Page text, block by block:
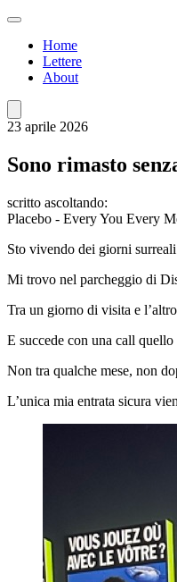
Home
Lettere
About
23 aprile 2026
Sono rimasto
scritto ascoltando:
Placebo - Every You Every
Sto vivendo dei giorni
Mi trovo nel parcheggio di
Tra un giorno di visita e
E succede con una call
Non tra qualche mese, non
L’unica mia entrata sicura